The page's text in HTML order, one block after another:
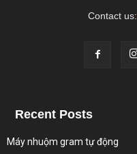
Contact us:
Recent Posts
Máy nhuộm gram tự động